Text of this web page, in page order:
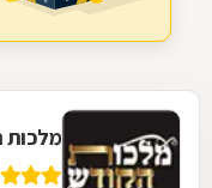
מלכות